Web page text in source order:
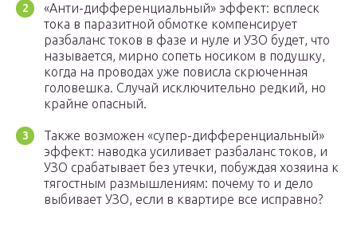
«Анти-дифференциальный» эффект: всплеск
тока в паразитной обмотке компенсирует
разбаланс токов в фазе и нуле и УЗО будет, что
называется, мирно сопеть носиком в подушку,
когда на проводах уже повисла скрюченная
головешка. Случай исключительно редкий, но
крайне опасный.
Также возможен «супер-дифференциальный»
эффект: наводка усиливает разбаланс токов, и
УЗО срабатывает без утечки, побуждая хозяина к
тягостным размышлениям: почему то и дело
выбивает УЗО, если в квартире все исправно?